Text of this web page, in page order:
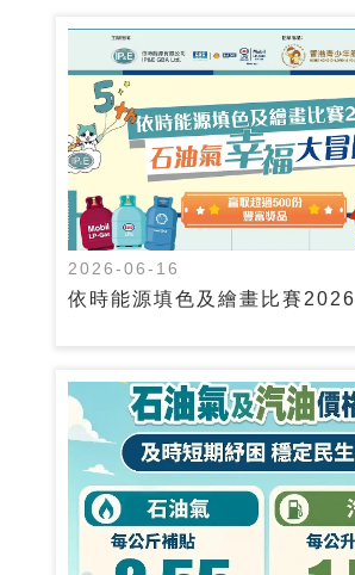
2026-06-16
依時能源填色及繪畫比賽2026